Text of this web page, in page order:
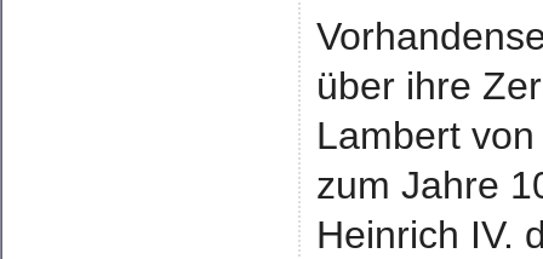
über ihre
Lambert
zum Jahre
Heinrich IV.